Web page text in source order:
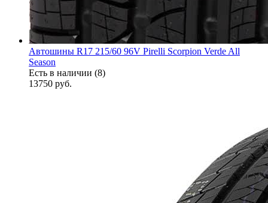
Автошины R17 215/60 96V Pirelli Scorpion Verde All
Season
Есть в наличии (8)
13750 руб.